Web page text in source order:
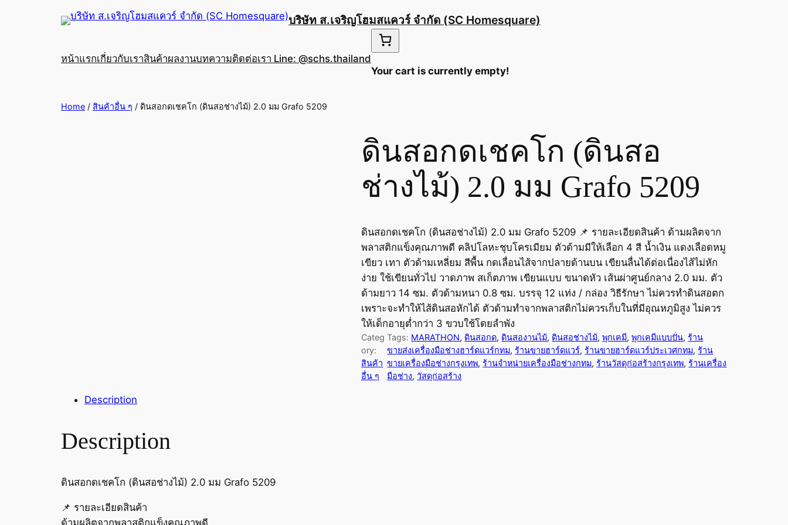
บริษัท ส.เจริญโฮมสแควร์ จำกัด (SC Homesquare)
หน้าแรกเกี่ยวกับเราสินค้าผลงานบทความติดต่อเรา Line: @schs.thailand
Your cart is currently empty!
Home / สินค้าอื่น ๆ / ดินสอกดเชคโก (ดินสอช่างไม้) 2.0 มม Grafo 5209
ดินสอกดเชคโก (ดินสอ
ช่างไม้) 2.0 มม Grafo 5209
ดินสอกดเชคโก (ดินสอช่างไม้) 2.0 มม Grafo 5209 📌 รายละเอียดสินค้า ด้ามผลิตจาก
พลาสติกแข็งคุณภาพดี คลิปโลหะชุบโครเมียม ตัวด้ามมีให้เลือก 4 สี น้ำเงิน แดงเลือดหมู
เขียว เทา ตัวด้ามเหลี่ยม สีพื้น กดเลื่อนไส้จากปลายด้านบน เขียนลื่นได้ต่อเนื่องไส้ไม่หัก
ง่าย ใช้เขียนทั่วไป วาดภาพ สเก็ตภาพ เขียนแบบ ขนาดหัว เส้นผ่าศูนย์กลาง 2.0 มม. ตัว
ด้ามยาว 14 ซม. ตัวด้ามหนา 0.8 ซม. บรรจุ 12 แท่ง / กล่อง วิธีรักษา ไม่ควรทำดินสอตก
เพราะจะทำให้ไส้ดินสอหักได้ ตัวด้ามทำจากพลาสติกไม่ควรเก็บในที่มีอุณหภูมิสูง ไม่ควร
ให้เด็กอายุต่ำกว่า 3 ขวบใช้โดยลำพัง
Categ
ory:
สินค้า
อื่น ๆ
Tags: MARATHON, ดินสอกด, ดินสองานไม้, ดินสอช่างไม้, พุกเคมี, พุกเคมีแบบปั่น, ร้าน
ขายส่งเครื่องมือช่างฮาร์ดแวร์กทม, ร้านขายฮาร์ดแวร์, ร้านขายฮาร์ดแวร์ประเวศกทม, ร้าน
ขายเครื่องมือช่างกรุงเทพ, ร้านจำหน่ายเครื่องมือช่างกทม, ร้านวัสดุก่อสร้างกรุงเทพ, ร้านเครื่อง
มือช่าง, วัสดุก่อสร้าง
Description
Description
ดินสอกดเชคโก (ดินสอช่างไม้) 2.0 มม Grafo 5209
📌 รายละเอียดสินค้า
ด้ามผลิตจากพลาสติกแข็งคุณภาพดี